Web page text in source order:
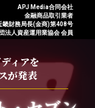
APJ Media合同会社
金融商品取引業者
財務局長(金商)第408号
法人資産運用業協会 会員
ィアを
が発表